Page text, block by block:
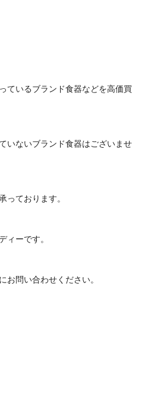
ているブランド食器などを高価買
いないブランド食器はございませ
っております。
ィーです。
お問い合わせください。